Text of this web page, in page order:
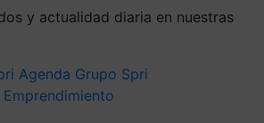
y actualidad diaria en nuestras
Agenda Grupo Spri
Emprendimiento